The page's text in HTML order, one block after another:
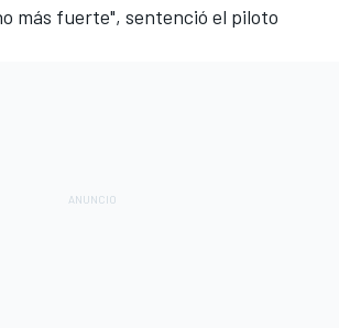
más fuerte", sentenció el piloto